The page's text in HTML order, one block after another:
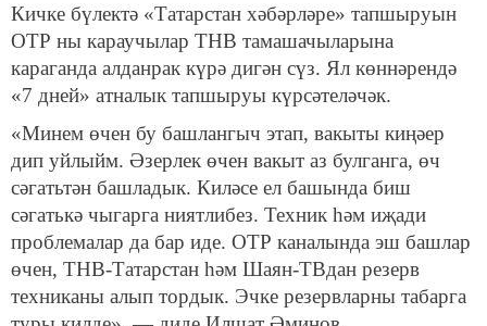
Кичке бүлектә «Татарстан хәбәрләре» тапшыруын
ОТР ны караучылар ТНВ тамашачыларына
караганда алданрак күрә дигән сүз. Ял көннәрендә
«7 дней» атналык тапшыруы күрсәтеләчәк.
«Минем өчен бу башлангыч этап, вакыты киңәер
дип уйлыйм. Әзерлек өчен вакыт аз булганга, өч
сәгатьтән башладык. Киләсе ел башында биш
сәгатькә чыгарга ниятлибез. Техник һәм иҗади
проблемалар да бар иде. ОТР каналында эш башлар
өчен, ТНВ-Татарстан һәм Шаян-ТВдан резерв
техниканы алып тордык. Эчке резервларны табарга